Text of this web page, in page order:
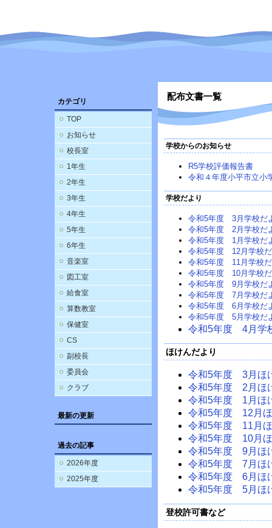
カテゴリ
TOP
お知らせ
校長室
1年生
2年生
3年生
4年生
5年生
6年生
音楽室
図工室
給食室
算数教室
保健室
CS
副校長
委員会
クラブ
最新の更新
過去の記事
2026年度
2025年度
配布文書一覧
学校からのお知らせ
R5学校評価報告書
令和４年度小平市立小
学校だより
令和5年度 3月学校だ
令和5年度 2月学校だ
令和5年度 1月学校だ
令和5年度 12月学校
令和5年度 11月学校
令和5年度 10月学校
令和5年度 9月学校だ
令和5年度 7月学校だ
令和5年度 6月学校だ
令和5年度 5月学校だ
令和5年度 4月学
ほけんだより
令和5年度 3月ほ
令和5年度 2月ほ
令和5年度 1月ほ
令和5年度 12月
令和5年度 11月
令和5年度 10月
令和5年度 9月ほ
令和5年度 7月ほ
令和5年度 6月ほ
令和5年度 5月ほ
登校許可書など